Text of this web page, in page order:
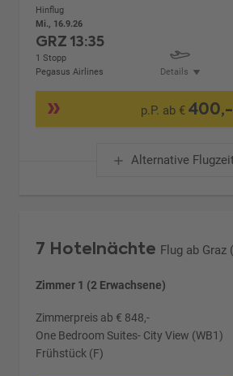
Hinflug
Mi., 16.9.26
GRZ13:35
1 Stopp
Pegasus Airlines
Details
p.P. ab €400,-
Alternative
7 Hotelnächte Flug ab Graz
Zimmer 1 (2 Erwachsene)
Zimmerpreis ab € 848,-
One Bedroom Suites- City View (WB1)
Frühstück (F)